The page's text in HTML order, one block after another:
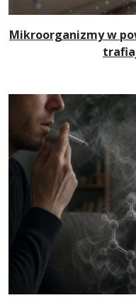
Mikroorganizmy w